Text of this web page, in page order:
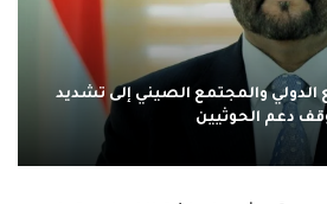
الدولي والمجتمع الصيني إلى تشديد
دعم الحوثيين